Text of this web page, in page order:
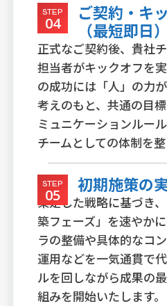
STEP
04
ご契約・キ
（最短即日）
正式なご契約後、貴社
担当者がキックオフを
の成功には「人」の力
考えのもと、共通の目
ミュニケーションルー
チームとしての体制を整
STEP
05
初期施策の
策定した戦略に基づき
築フェーズ」を速やか
ラの整備や具体的なコ
運用などを一気通貫で
ルを回しながら成果の
組みを開始いたします。